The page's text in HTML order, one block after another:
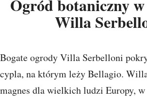
Ogród botaniczny
Willa
Bogate ogrody Villa Serbelloni
cypla, na którym leży Bellagio.
magnes dla wielkich ludzi Europy,